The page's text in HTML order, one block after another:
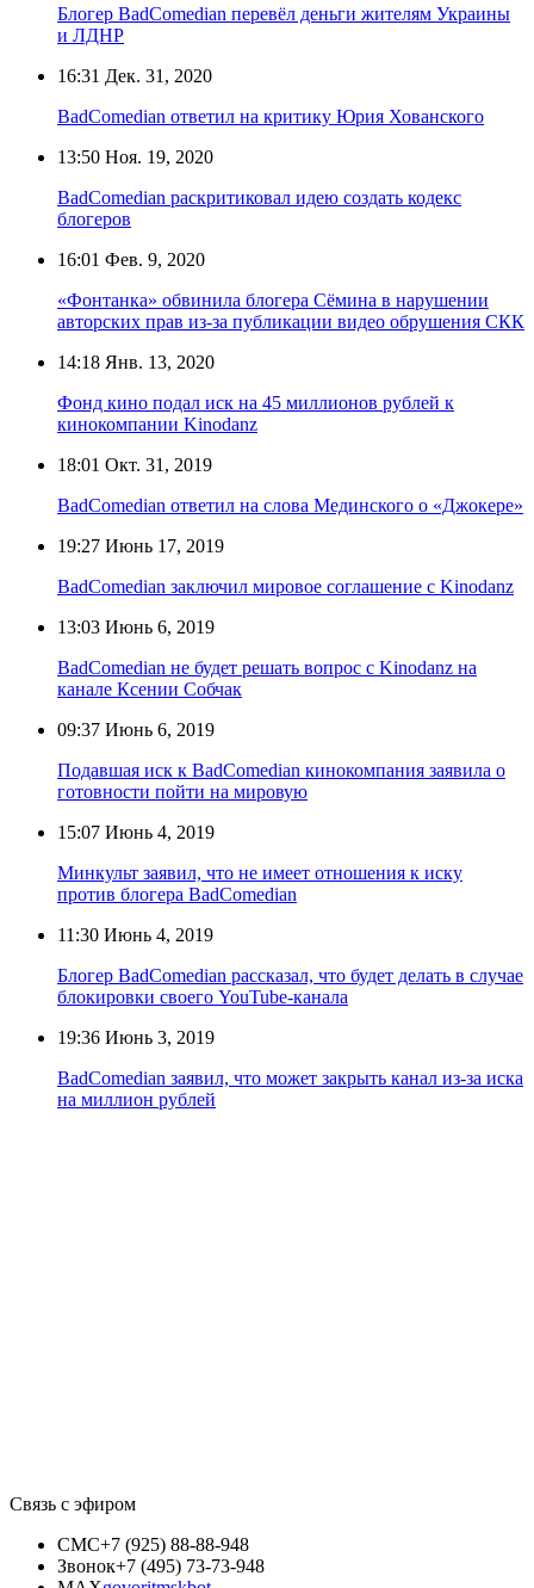
Блогер BadComedian перевёл деньги жителям Украины
и ЛДНР
16:31 Дек. 31, 2020
BadComedian ответил на критику Юрия Хованского
13:50 Ноя. 19, 2020
BadComedian раскритиковал идею создать кодекс
блогеров
16:01 Фев. 9, 2020
«Фонтанка» обвинила блогера Сёмина в нарушении
авторских прав из-за публикации видео обрушения СКК
14:18 Янв. 13, 2020
Фонд кино подал иск на 45 миллионов рублей к
кинокомпании Kinodanz
18:01 Окт. 31, 2019
BadComedian ответил на слова Мединского о «Джокере»
19:27 Июнь 17, 2019
BadComedian заключил мировое соглашение с Kinodanz
13:03 Июнь 6, 2019
BadComedian не будет решать вопрос с Kinodanz на
канале Ксении Собчак
09:37 Июнь 6, 2019
Подавшая иск к BadComedian кинокомпания заявила о
готовности пойти на мировую
15:07 Июнь 4, 2019
Минкульт заявил, что не имеет отношения к иску
против блогера BadComedian
11:30 Июнь 4, 2019
Блогер BadComedian рассказал, что будет делать в случае
блокировки своего YouTube-канала
19:36 Июнь 3, 2019
BadComedian заявил, что может закрыть канал из-за иска
на миллион рублей
Связь с эфиром
СМС+7 (925) 88-88-948
Звонок+7 (495) 73-73-948